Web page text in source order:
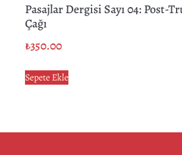
Pasajlar Dergisi Sayı 04: Post-
Çağı
₺350.00
Sepete Ekle